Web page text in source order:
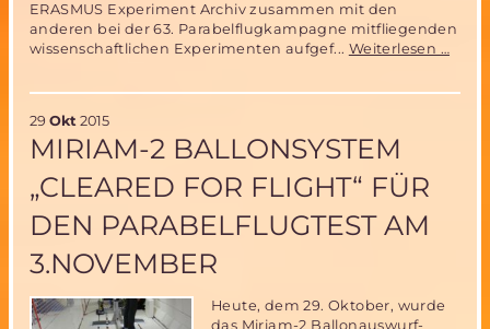
ERASMUS Experiment Archiv zusammen mit den
anderen bei der 63. Parabelflugkampagne mitfliegenden
wissenschaftlichen Experimenten aufgef... Weiterlesen …
29 Okt 2015
MIRIAM-2 BALLONSYSTEM
„CLEARED FOR FLIGHT“ FÜR
DEN PARABELFLUGTEST AM
3.NOVEMBER
Heute, dem 29. Oktober, wurde
das Miriam-2 Ballonauswurf-